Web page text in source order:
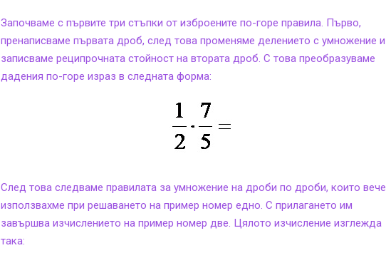
Започваме с първите три стъпки от изброените по-горе правила. Първо,
пренаписваме първата дроб, след това променяме делението с умножение и
записваме реципрочната стойност на втората дроб. С това преобразуваме
дадения по-горе израз в следната форма:
След това следваме правилата за умножение на дроби по дроби, които вече
използвахме при решаването на пример номер едно. С прилагането им
завършва изчислението на пример номер две. Цялото изчисление изглежда
така: